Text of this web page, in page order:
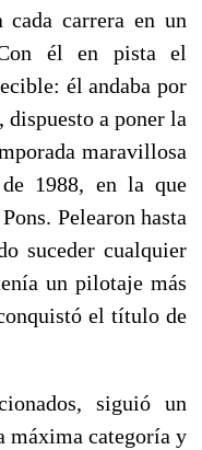
carrera en un
él en pista el
él andaba por
dispuesto a poner la
maravillosa
1988, en la que
Pelearon hasta
suceder cualquier
un pilotaje más
el título de
siguió un
máxima categoría y